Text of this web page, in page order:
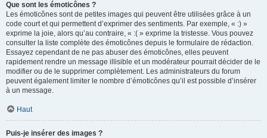
Que sont les émoticônes ?
Les émoticônes sont de petites images qui peuvent être utilisées grâce à un
code court et qui permettent d’exprimer des sentiments. Par exemple, « :) »
exprime la joie, alors qu’au contraire, « :( » exprime la tristesse. Vous pouvez
consulter la liste complète des émoticônes depuis le formulaire de rédaction.
Essayez cependant de ne pas abuser des émoticônes, elles peuvent
rapidement rendre un message illisible et un modérateur pourrait décider de le
modifier ou de le supprimer complètement. Les administrateurs du forum
peuvent également limiter le nombre d’émoticônes qu’il est possible d’insérer
à un message.
Haut
Puis-je insérer des images ?